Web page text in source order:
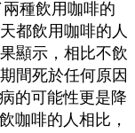
種飲用咖啡的
都飲用咖啡的人
顯示，相比不飲
間死於任何原因
的可能性更是降
咖啡的人相比，